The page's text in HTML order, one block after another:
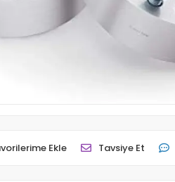
Ekle Tavsiye Et